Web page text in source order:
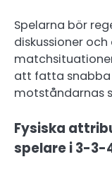
Spelarna bör
diskussioner
att fatta snabba
motståndarnas
Fysiska
spelare i 3-